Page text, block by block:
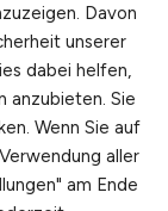
Davon
unserer
dabei helfen,
anzubieten. Sie
Wenn Sie auf
aller
am Ende